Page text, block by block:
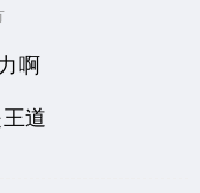
啊
道